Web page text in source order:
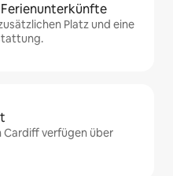
Platz und eine
Cardiff verfügen über